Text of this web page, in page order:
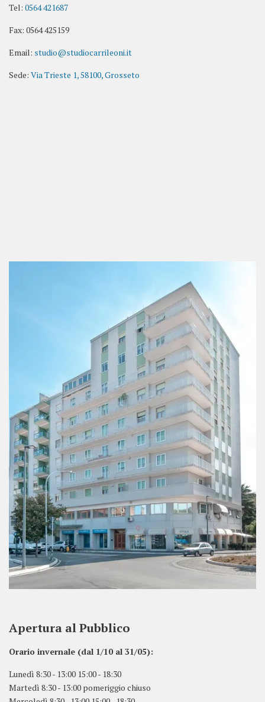
Tel: 0564 421687
Fax: 0564 425159
Email: studio@studiocarrileoni.it
Sede: Via Trieste 1, 58100, Grosseto
Apertura al Pubblico
Orario invernale (dal 1/10 al 31/05):
Lunedì 8:30 - 13:00 15:00 - 18:30
Martedì 8:30 - 13:00 pomeriggio chiuso